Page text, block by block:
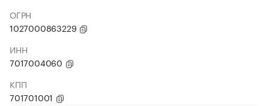
ОГРН
1027000863229
ИНН
7017004060
КПП
701701001